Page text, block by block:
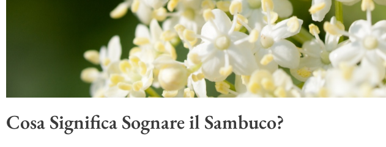
Cosa Significa Sognare il Sambuco?